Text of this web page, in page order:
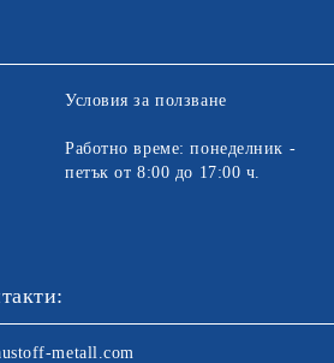
Условия за ползване
Работно време: понеделник -
петък от 8:00 до 17:00 ч.
metall.com